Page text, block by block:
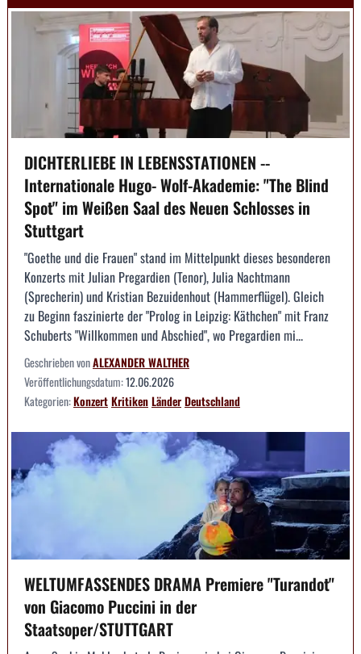
DICHTERLIEBE IN LEBENSSTATIONEN --
Internationale Hugo- Wolf-Akademie: "The Blind
Spot" im Weißen Saal des Neuen Schlosses in
Stuttgart
"Goethe und die Frauen" stand im Mittelpunkt dieses besonderen
Konzerts mit Julian Pregardien (Tenor), Julia Nachtmann
(Sprecherin) und Kristian Bezuidenhout (Hammerflügel). Gleich
zu Beginn faszinierte der "Prolog in Leipzig: Käthchen" mit Franz
Schuberts "Willkommen und Abschied", wo Pregardien mi...
Geschrieben vonALEXANDER WALTHER
Veröffentlichungsdatum:12.06.2026
Kategorien:KonzertKritikenLänderDeutschland
WELTUMFASSENDES DRAMA Premiere "Turandot"
von Giacomo Puccini in der
Staatsoper/STUTTGART